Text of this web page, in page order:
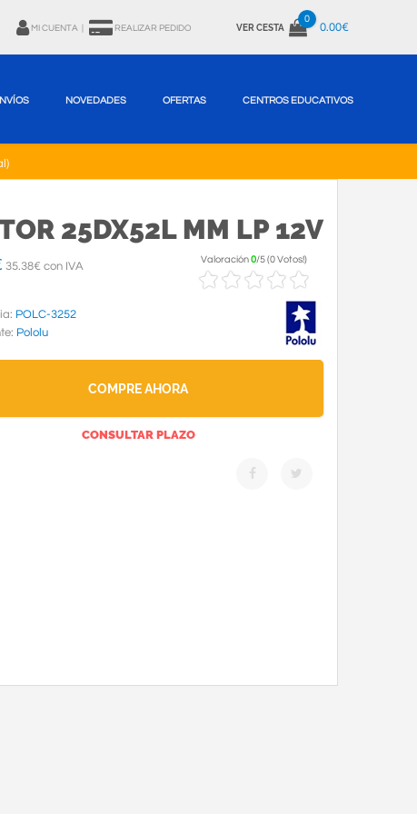
MI CUENTA REALIZAR PEDIDO VER CESTA
0
0.00€
NOVEDADES OFERTAS CENTROS EDUCATIVOS
25DX52L MM LP 12V
35.38€ con IVA
Valoración0/5(0 Votos!)
POLC-3252
Pololu
COMPRE AHORA
CONSULTAR PLAZO